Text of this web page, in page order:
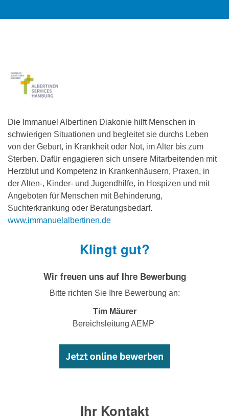
Die Immanuel Albertinen Diakonie hilft Menschen in
schwierigen Situationen und begleitet sie durchs Leben
von der Geburt, in Krankheit oder Not, im Alter bis zum
Sterben. Dafür engagieren sich unsere Mitarbeitenden mit
Herzblut und Kompetenz in Krankenhäusern, Praxen, in
der Alten-, Kinder- und Jugendhilfe, in Hospizen und mit
Angeboten für Menschen mit Behinderung,
Suchterkrankung oder Beratungsbedarf.
www.immanuelalbertinen.de
Klingt gut?
Wir freuen uns auf Ihre Bewerbung
Bitte richten Sie Ihre Bewerbung an:
Tim Mäurer
Bereichsleitung AEMP
Ihr Kontakt